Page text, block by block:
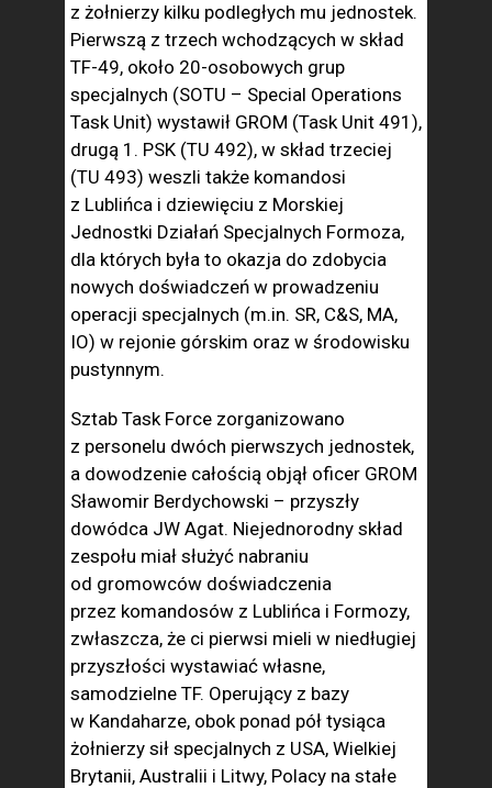
z żołnierzy kilku podległych mu jednostek.
Pierwszą z trzech wchodzących w skład
TF-49, około 20-osobowych grup
specjalnych (SOTU – Special Operations
Task Unit) wystawił GROM (Task Unit 491),
drugą 1. PSK (TU 492), w skład trzeciej
(TU 493) weszli także komandosi
z Lublińca i dziewięciu z Morskiej
Jednostki Działań Specjalnych Formoza,
dla których była to okazja do zdobycia
nowych doświadczeń w prowadzeniu
operacji specjalnych (m.in. SR, C&S, MA,
IO) w rejonie górskim oraz w środowisku
pustynnym.
Sztab Task Force zorganizowano
z personelu dwóch pierwszych jednostek,
a dowodzenie całością objął oficer GROM
Sławomir Berdychowski – przyszły
dowódca JW Agat. Niejednorodny skład
zespołu miał służyć nabraniu
od gromowców doświadczenia
przez komandosów z Lublińca i Formozy,
zwłaszcza, że ci pierwsi mieli w niedługiej
przyszłości wystawiać własne,
samodzielne TF. Operujący z bazy
w Kandaharze, obok ponad pół tysiąca
żołnierzy sił specjalnych z USA, Wielkiej
Brytanii, Australii i Litwy, Polacy na stałe